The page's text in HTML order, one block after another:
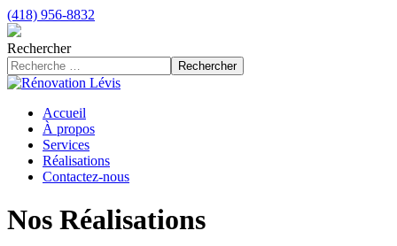
(418) 956-8832
Rechercher
Rechercher
Accueil
À propos
Services
Réalisations
Contactez-nous
Nos Réalisations